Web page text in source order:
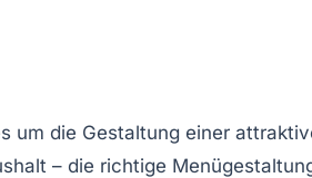
um die Gestaltung einer
– die richtige